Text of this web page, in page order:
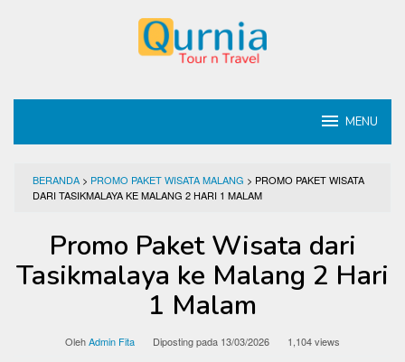
MENU
BERANDA > PROMO PAKET WISATA MALANG > PROMO PAKET WISATA
DARI TASIKMALAYA KE MALANG 2 HARI 1 MALAM
Promo Paket Wisata dari
Tasikmalaya ke Malang 2 Hari
1 Malam
OlehAdmin Fita Diposting pada 13/03/2026 1,104 views